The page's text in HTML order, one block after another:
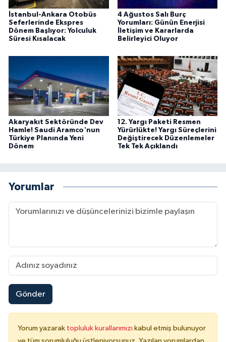
İstanbul-Ankara Otobüs
Seferlerinde Ekspres
Dönem Başlıyor: Yolculuk
Süresi Kısalacak
4 Ağustos Salı Burç
Yorumları: Günün Enerjisi
İletişim ve Kararlarda
Belirleyici Oluyor
Akaryakıt Sektöründe Dev
Hamle! Saudi Aramco'nun
Türkiye Planında Yeni
Dönem
12. Yargı Paketi Resmen
Yürürlükte! Yargı Süreçlerini
Değiştirecek Düzenlemeler
Tek Tek Açıklandı
Yorumlar
Gönder
Yorum yazarak topluluk kurallarımızı kabul etmiş bulunuyor